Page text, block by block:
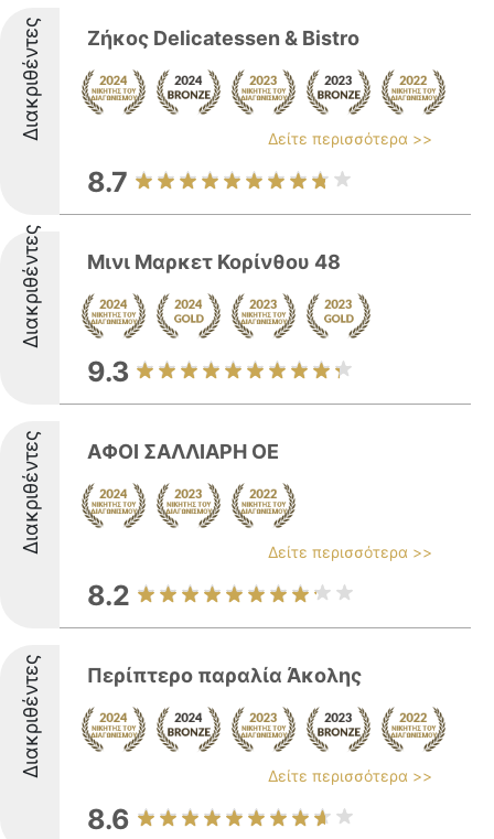
Διακριθέντες Ζήκος Delicatessen & Bistro
Δείτε περισσότερα >>
8.7
Διακριθέντες Μινι Μαρκετ Κορίνθου 48
9.3
Διακριθέντες ΑΦΟΙ ΣΑΛΛΙΑΡΗ ΟΕ
Δείτε περισσότερα >>
8.2
Διακριθέντες Περίπτερο παραλία Άκολης
Δείτε περισσότερα >>
8.6